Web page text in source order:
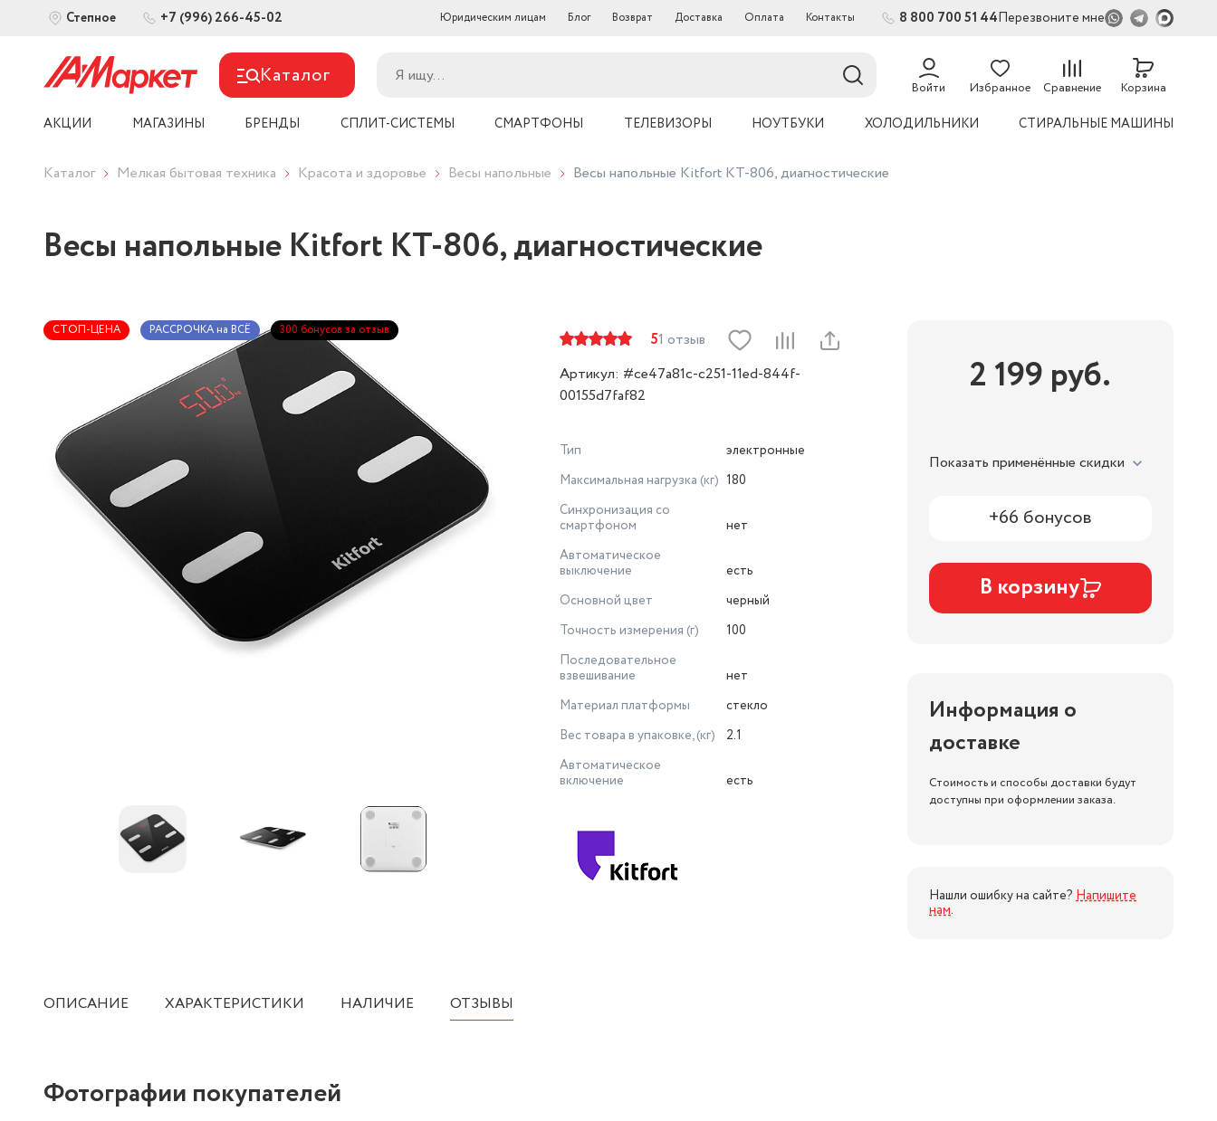
Степное +7 (996) 266-45-02 Юридическим лицам Блог Возврат Доставка Оплата Контакты 8 800 700 51 44Перезвоните мне
Каталог Войти Избранное Сравнение
54
Корзина
АКЦИИ МАГАЗИНЫ БРЕНДЫ СПЛИТ-СИСТЕМЫ СМАРТФОНЫ ТЕЛЕВИЗОРЫ НОУТБУКИ ХОЛОДИЛЬНИКИ СТИРАЛЬНЫЕ МАШИНЫ
Каталог Мелкая бытовая техника Красота и здоровье Весы напольные Весы напольные Kitfort КТ-806, диагностические
Весы напольные Kitfort КТ-806, диагностические
СТОП-ЦЕНА РАССРОЧКА на ВСЁ 300 бонусов за отзыв 51 отзыв
Артикул: #ce47a81c-c251-11ed-844f-
00155d7faf82
Тип
электронные
Максимальная нагрузка (кг) 180
Синхронизация со
смартфоном
нет
Автоматическое
выключение
есть
Основной цвет
черный
Точность измерения (г)
100
Последовательное
взвешивание
нет
Материал платформы
стекло
Вес товара в упаковке, (кг)
2.1
Автоматическое
включение
есть
2 199 руб.
Показать применённые скидки
+66 бонусов
В корзину
Информация о
доставке
Стоимость и способы доставки будут
доступны при оформлении заказа.
Нашли ошибку на сайте? Напишите
нам.
ОПИСАНИЕ ХАРАКТЕРИСТИКИ НАЛИЧИЕ ОТЗЫВЫ
Фотографии покупателей